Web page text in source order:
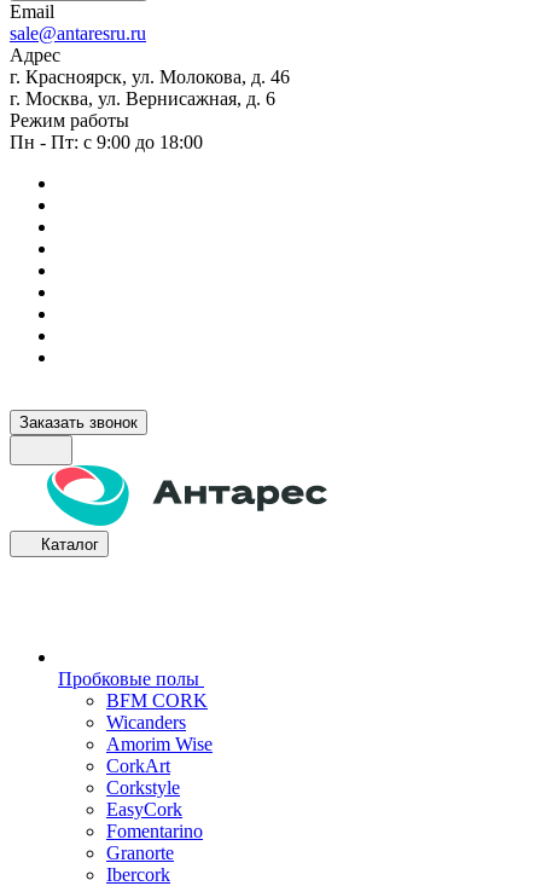
Email
sale@antaresru.ru
Адрес
г. Красноярск, ул. Молокова, д. 46
г. Москва, ул. Вернисажная, д. 6
Режим работы
Пн - Пт: с 9:00 до 18:00
Заказать звонок
Каталог
Пробковые полы
BFM CORK
Wicanders
Amorim Wise
CorkArt
Corkstyle
EasyCork
Fomentarino
Granorte
Ibercork